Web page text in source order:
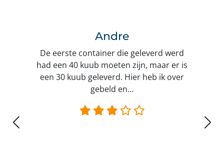
Andre
De eerste container die geleverd werd
had een 40 kuub moeten zijn, maar er is
een 30 kuub geleverd. Hier heb ik over
gebeld en…